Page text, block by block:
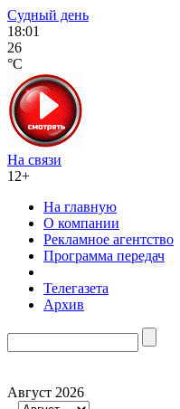
Судный день
18:01
26
°C
На связи
12+
На главную
О компании
Рекламное агентство
Программа передач
Телегазета
Архив
Август 2026